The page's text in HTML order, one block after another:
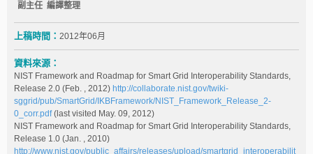
副主任 編譯整理
上稿時間： 2012年06月
資料來源：
NIST Framework and Roadmap for Smart Grid Interoperability Standards,
Release 2.0 (Feb. , 2012) http://collaborate.nist.gov/twiki-
sggrid/pub/SmartGrid/IKBFramework/NIST_Framework_Release_2-
0_corr.pdf(last visited May. 09, 2012)
NIST Framework and Roadmap for Smart Grid Interoperability Standards,
Release 1.0 (Jan. , 2010)
http://www.nist.gov/public_affairs/releases/upload/smartgrid_interoperabilit